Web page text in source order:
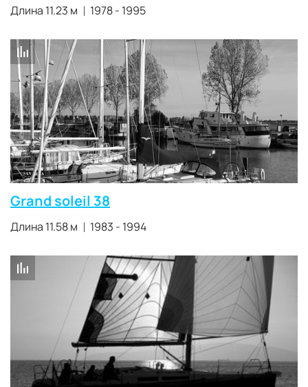
Длина 11.23 м 1978 - 1995
Grand soleil 38
Длина 11.58 м 1983 - 1994